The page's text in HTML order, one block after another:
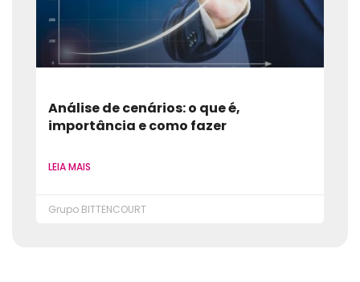
Análise de cenários: o que é,
importância e como fazer
LEIA MAIS
Grupo BITTENCOURT